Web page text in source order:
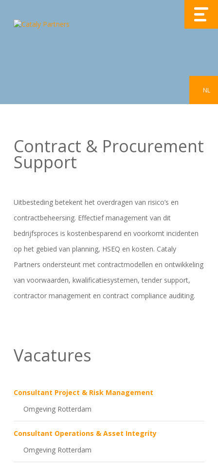
NL
Contract & Procurement
Support
Uitbesteding betekent het overdragen van risico’s en
contractbeheersing. Effectief management van dit
bedrijfsproces is kostenbesparend en voorkomt incidenten
op het gebied van planning, HSEQ en kosten. Cataly
Partners ondersteunt met contractmodellen en ontwikkeling
van voorwaarden, kwalificatiesystemen, tender support,
contractor management en contract compliance auditing.
Vacatures
Consultant Project & Risk Management
Omgeving Rotterdam
Consultant Operations & Asset Integrity
Omgeving Rotterdam